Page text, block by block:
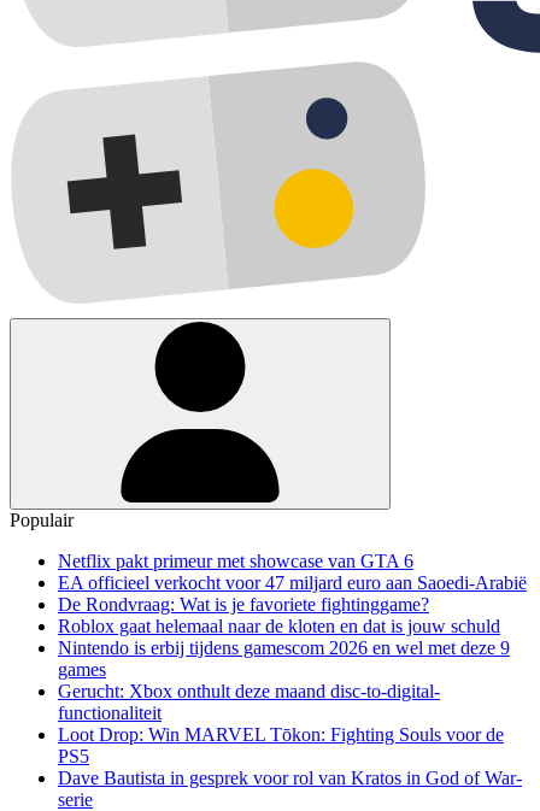
Populair
Netflix pakt primeur met showcase van GTA 6
EA officieel verkocht voor 47 miljard euro aan Saoedi-Arabië
De Rondvraag: Wat is je favoriete fightinggame?
Roblox gaat helemaal naar de kloten en dat is jouw schuld
Nintendo is erbij tijdens gamescom 2026 en wel met deze 9
games
Gerucht: Xbox onthult deze maand disc-to-digital-
functionaliteit
Loot Drop: Win MARVEL Tōkon: Fighting Souls voor de
PS5
Dave Bautista in gesprek voor rol van Kratos in God of War-
serie